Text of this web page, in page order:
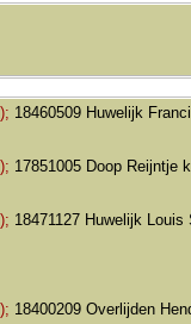
18460509 Huwelijk
17851005 Doop Reijntje
18471127 Huwelijk
18400209 Overlijden